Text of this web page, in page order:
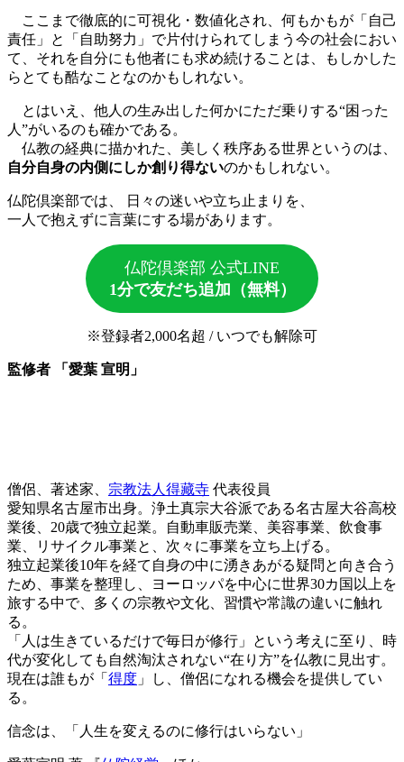
ここまで徹底的に可視化・数値化され、何もかもが「自己
責任」と「自助努力」で片付けられてしまう今の社会におい
て、それを自分にも他者にも求め続けることは、もしかした
らとても酷なことなのかもしれない。
とはいえ、他人の生み出した何かにただ乗りする“困った
人”がいるのも確かである。
仏教の経典に描かれた、美しく秩序ある世界というのは、
自分自身の内側にしか創り得ないのかもしれない。
仏陀倶楽部では、 日々の迷いや立ち止まりを、
一人で抱えずに言葉にする場があります。
仏陀倶楽部 公式LINE
1分で友だち追加（無料）
※登録者2,000名超 / いつでも解除可
監修者 「愛葉 宣明」
僧侶、著述家、 宗教法人得藏寺 代表役員
愛知県名古屋市出身。浄土真宗大谷派である名古屋大谷高校
業後、20歳で独立起業。自動車販売業、美容事業、飲食事
業、リサイクル事業と、次々に事業を立ち上げる。
独立起業後10年を経て自身の中に湧きあがる疑問と向き合う
ため、事業を整理し、ヨーロッパを中心に世界30カ国以上を
旅する中で、多くの宗教や文化、習慣や常識の違いに触れ
る。
「人は生きているだけで毎日が修行」という考えに至り、時
代が変化しても自然淘汰されない“在り方”を仏教に見出す。
現在は誰もが「 得度 」し、僧侶になれる機会を提供してい
る。
信念は、「人生を変えるのに修行はいらない」